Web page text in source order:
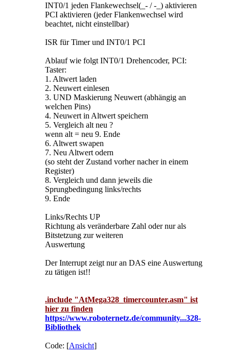
INT0/1 jeden Flankewechsel(_- / -_) aktivieren
PCI aktivieren (jeder Flankenwechsel wird
beachtet, nicht einstellbar)
ISR für Timer und INT0/1 PCI
Ablauf wie folgt INT0/1 Drehencoder, PCI:
Taster:
1. Altwert laden
2. Neuwert einlesen
3. UND Maskierung Neuwert (abhängig an
welchen Pins)
4. Neuwert in Altwert speichern
5. Vergleich alt neu ?
wenn alt = neu 9. Ende
6. Altwert swapen
7. Neu Altwert odern
(so steht der Zustand vorher nacher in einem
Register)
8. Vergleich und dann jeweils die
Sprungbedingung links/rechts
9. Ende
Links/Rechts UP
Richtung als veränderbare Zahl oder nur als
Bitstetzung zur weiteren
Auswertung
Der Interrupt zeigt nur an DAS eine Auswertung
zu tätigen ist!!
.include "AtMega328_timercounter.asm" ist
hier zu finden
https://www.roboternetz.de/community...328-
Bibliothek
Code: [Ansicht]